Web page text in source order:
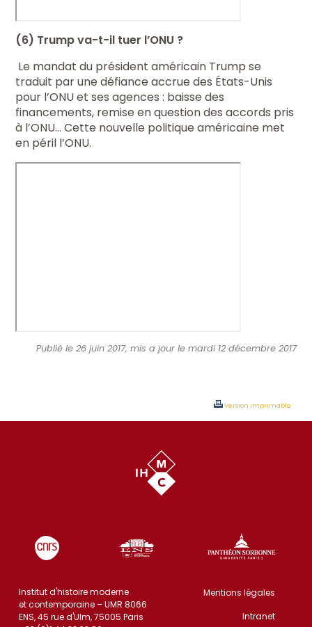
(6) Trump va-t-il tuer l’ONU ?
Le mandat du président américain Trump se
traduit par une défiance accrue des États-Unis
pour l’ONU et ses agences : baisse des
financements, remise en question des accords pris
à l’ONU… Cette nouvelle politique américaine met
en péril l’ONU.
Publié le 26 juin 2017, mis a jour le mardi 12 décembre 2017
Version imprimable
Institut d'histoire moderne
et contemporaine – UMR 8066
ENS, 45 rue d'Ulm, 75005 Paris
Mentions légales
Intranet